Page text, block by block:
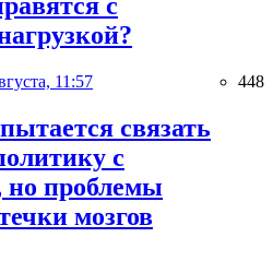
11:57 448
связать
с
но проблемы
мозгов